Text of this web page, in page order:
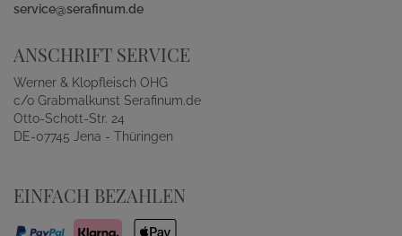
service@serafinum.de
ANSCHRIFT SERVICE
Werner & Klopfleisch OHG
c/o Grabmalkunst Serafinum.de
Otto-Schott-Str. 24
DE-07745 Jena - Thüringen
EINFACH BEZAHLEN